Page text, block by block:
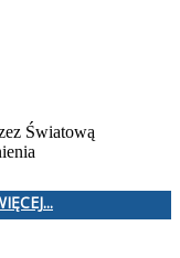
Światową